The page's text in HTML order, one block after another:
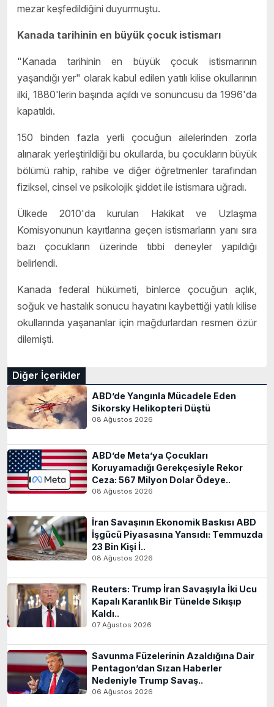
mezar keşfedildiğini duyurmuştu.
Kanada tarihinin en büyük çocuk istismarı
"Kanada tarihinin en büyük çocuk istismarının
yaşandığı yer" olarak kabul edilen yatılı kilise okullarının
ilki, 1880'lerin başında açıldı ve sonuncusu da 1996'da
kapatıldı.
150 binden fazla yerli çocuğun ailelerinden zorla
alınarak yerleştirildiği bu okullarda, bu çocukların büyük
bölümü rahip, rahibe ve diğer öğretmenler tarafından
fiziksel, cinsel ve psikolojik şiddet ile istismara uğradı.
Ülkede 2010'da kurulan Hakikat ve Uzlaşma
Komisyonunun kayıtlarına geçen istismarların yanı sıra
bazı çocukların üzerinde tıbbi deneyler yapıldığı
belirlendi.
Kanada federal hükümeti, binlerce çocuğun açlık,
soğuk ve hastalık sonucu hayatını kaybettiği yatılı kilise
okullarında yaşananlar için mağdurlardan resmen özür
dilemişti.
Diğer İçerikler
ABD’de Yangınla Mücadele Eden
Sikorsky Helikopteri Düştü
08 Ağustos 2026
ABD’de Meta’ya Çocukları
Koruyamadığı Gerekçesiyle Rekor
Ceza: 567 Milyon Dolar Ödeye..
08 Ağustos 2026
İran Savaşının Ekonomik Baskısı ABD
İşgücü Piyasasına Yansıdı: Temmuzda
23 Bin Kişi İ..
08 Ağustos 2026
Reuters: Trump İran Savaşıyla İki Ucu
Kapalı Karanlık Bir Tünelde Sıkışıp
Kaldı..
07 Ağustos 2026
Savunma Füzelerinin Azaldığına Dair
Pentagon’dan Sızan Haberler
Nedeniyle Trump Savaş..
06 Ağustos 2026